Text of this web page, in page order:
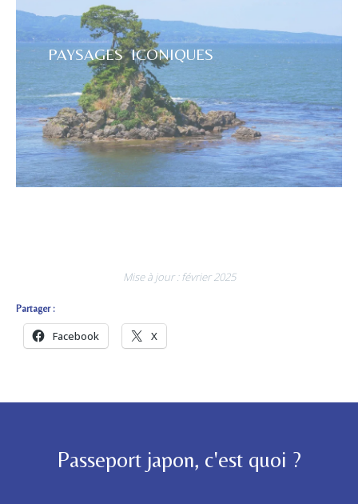
PAYSAGES ICONIQUES
Mise à jour : février 2025
Partager :
Facebook X
Passeport japon, c'est quoi ?